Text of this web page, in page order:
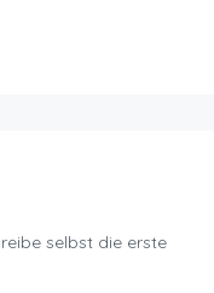
selbst die erste